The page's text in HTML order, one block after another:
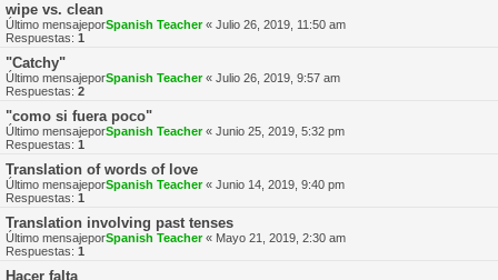
wipe vs. clean
Último mensajeporSpanish Teacher« Julio 26, 2019, 11:50 am
Respuestas: 1
"Catchy"
Último mensajeporSpanish Teacher« Julio 26, 2019, 9:57 am
Respuestas: 2
"como si fuera poco"
Último mensajeporSpanish Teacher« Junio 25, 2019, 5:32 pm
Respuestas: 1
Translation of words of love
Último mensajeporSpanish Teacher« Junio 14, 2019, 9:40 pm
Respuestas: 1
Translation involving past tenses
Último mensajeporSpanish Teacher« Mayo 21, 2019, 2:30 am
Respuestas: 1
Hacer falta